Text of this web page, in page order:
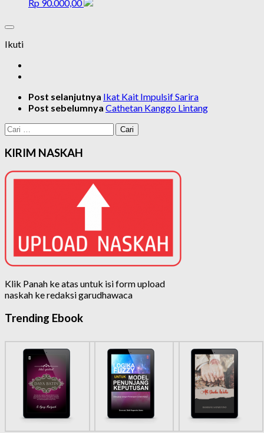
Rp 90.000,00
Ikuti
Post selanjutnya Ikat Kait Impulsif Sarira
Post sebelumnya Cathetan Kanggo Lintang
Cari
untuk:
KIRIM NASKAH
Klik Panah ke atas untuk isi form upload
naskah ke redaksi garudhawaca
Trending Ebook